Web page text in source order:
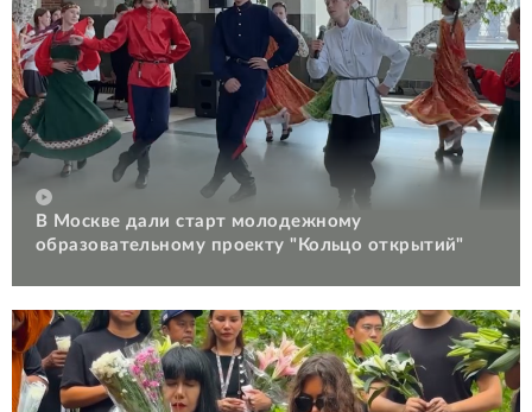
В Москве дали старт молодежному
образовательному проекту "Кольцо открытий"